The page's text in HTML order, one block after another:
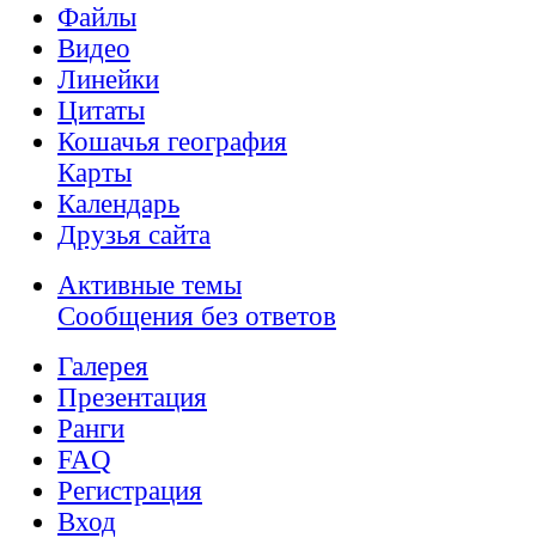
Файлы
Видео
Линейки
Цитаты
Кошачья география
Карты
Календарь
Друзья сайта
Активные темы
Сообщения без ответов
Галерея
Презентация
Ранги
FAQ
Регистрация
Вход